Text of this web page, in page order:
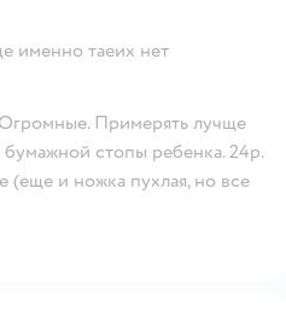
именно таеих нет
Примерять лучще
стопы ребенка. 24р.
(еще и ножка пухлая, но все